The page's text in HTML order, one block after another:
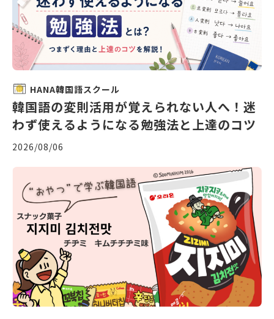
HANA韓国語スクール
韓国語の変則活用が覚えられない人へ！迷
わず使えるようになる勉強法と上達のコツ
2026/08/06